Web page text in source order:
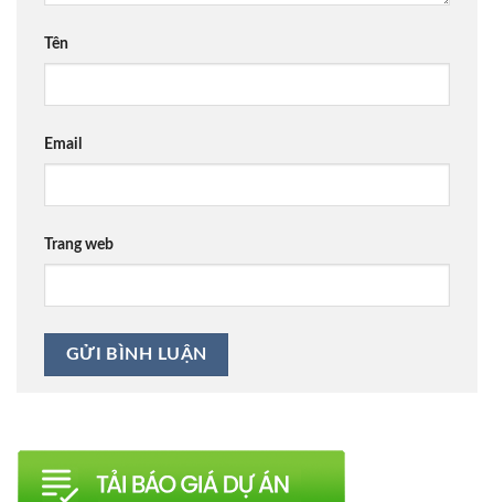
Tên
Email
Trang web